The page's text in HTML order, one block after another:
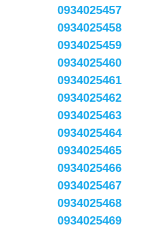
0934025457
0934025458
0934025459
0934025460
0934025461
0934025462
0934025463
0934025464
0934025465
0934025466
0934025467
0934025468
0934025469